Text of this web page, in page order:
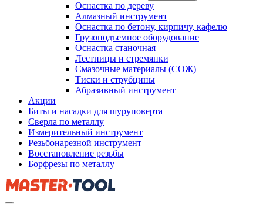
Оснастка по дереву
Алмазный инструмент
Оснастка по бетону, кирпичу, кафелю
Грузоподъемное оборудование
Оснастка станочная
Лестницы и стремянки
Смазочные материалы (СОЖ)
Тиски и струбцины
Абразивный инструмент
Акции
Биты и насадки для шуруповерта
Сверла по металлу
Измерительный инструмент
Резьбонарезной инструмент
Восстановление резьбы
Борфрезы по металлу